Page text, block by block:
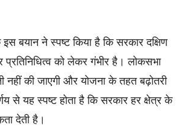
इस बयान ने स्पष्ट किया है कि सरकार दक्षिण
को लेकर गंभीर है। लोकसभा
नहीं की जाएगी और योजना के तहत बढ़ोतरी
से यह स्पष्ट होता है कि सरकार हर क्षेत्र के
देती है।